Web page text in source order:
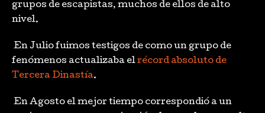
grupos de escapistas, muchos de ellos de alto
nivel.
En Julio fuimos testigos de como un grupo de
fenómenos actualizaba elrécord absoluto de
Tercera Dinastía.
En Agosto el mejor tiempo correspondió a un